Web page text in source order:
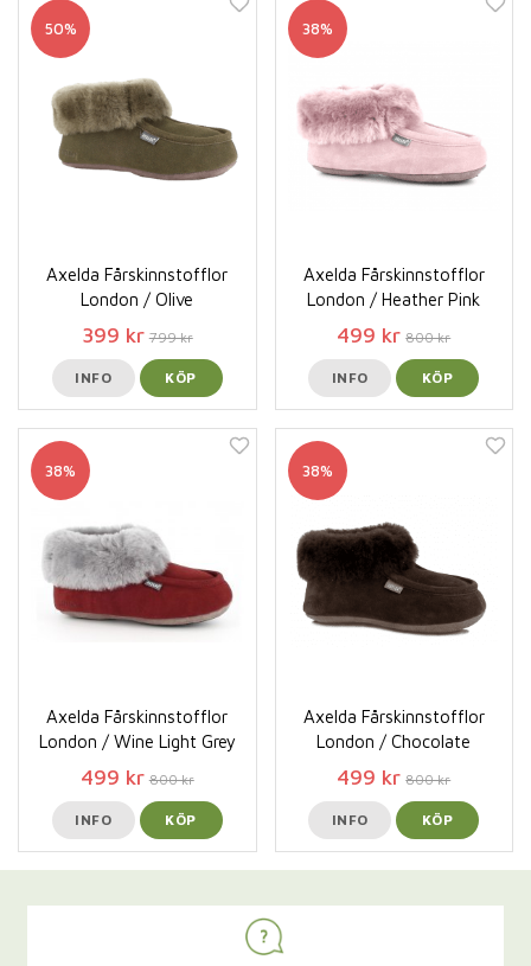
50%
Axelda Fårskinnstofflor
London / Olive
399 kr 799 kr
INFO KÖP
38%
Axelda Fårskinnstofflor
London / Heather Pink
499 kr 800 kr
INFO KÖP
38%
Axelda Fårskinnstofflor
London / Wine Light Grey
499 kr 800 kr
INFO KÖP
38%
Axelda Fårskinnstofflor
London / Chocolate
499 kr 800 kr
INFO KÖP